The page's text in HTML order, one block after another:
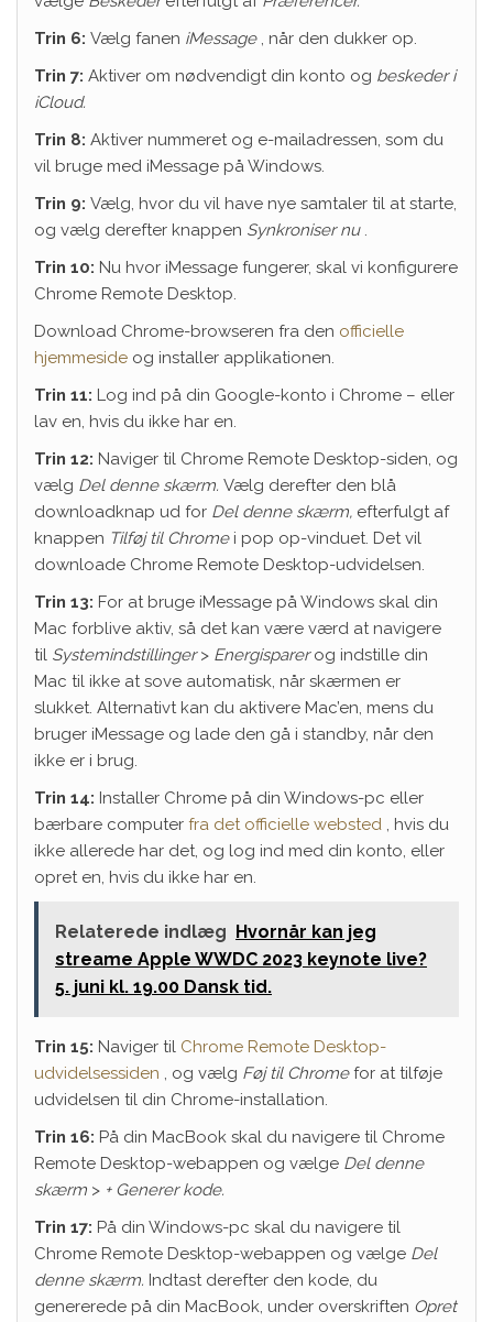
Trin 6: Vælg fanen iMessage, når den dukker op.
Trin 7: Aktiver om nødvendigt din konto og beskeder i
iCloud.
Trin 8: Aktiver nummeret og e-mailadressen, som du
vil bruge med iMessage på Windows.
Trin 9: Vælg, hvor du vil have nye samtaler til at starte,
og vælg derefter knappen Synkroniser nu.
Trin 10: Nu hvor iMessage fungerer, skal vi konfigurere
Chrome Remote Desktop.
Download Chrome-browseren fra den officielle
hjemmeside og installer applikationen.
Trin 11: Log ind på din Google-konto i Chrome – eller
lav en, hvis du ikke har en.
Trin 12: Naviger til Chrome Remote Desktop-siden, og
vælg Del denne skærm. Vælg derefter den blå
downloadknap ud for Del denne skærm, efterfulgt af
knappen Tilføj til Chromei pop op-vinduet. Det vil
downloade Chrome Remote Desktop-udvidelsen.
Trin 13: For at bruge iMessage på Windows skal din
Mac forblive aktiv, så det kan være værd at navigere
til Systemindstillinger> Energisparerog indstille din
Mac til ikke at sove automatisk, når skærmen er
slukket. Alternativt kan du aktivere Mac’en, mens du
bruger iMessage og lade den gå i standby, når den
ikke er i brug.
Trin 14: Installer Chrome på din Windows-pc eller
bærbare computer fra det officielle websted , hvis du
ikke allerede har det, og log ind med din konto, eller
opret en, hvis du ikke har en.
Relaterede indlæg Hvornår kan jeg
streame Apple WWDC 2023 keynote live?
5. juni kl. 19.00 Dansk tid.
Trin 15: Naviger til Chrome Remote Desktop-
udvidelsessiden , og vælg Føj til Chromefor at tilføje
udvidelsen til din Chrome-installation.
Trin 16: På din MacBook skal du navigere til Chrome
Remote Desktop-webappen og vælge Del denne
skærm > + Generer kode.
Trin 17: På din Windows-pc skal du navigere til
Chrome Remote Desktop-webappen og vælge Del
denne skærm. Indtast derefter den kode, du
genererede på din MacBook, under overskriften Opret